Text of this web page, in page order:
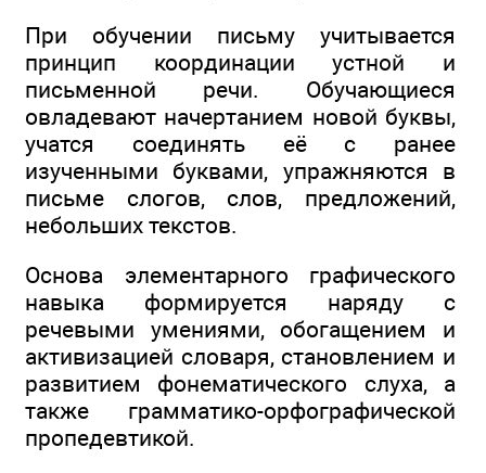
При обучении письму учитывается
принцип координации устной и
письменной речи. Обучающиеся
овладевают начертанием новой буквы,
учатся соединять её с ранее
изученными буквами, упражняются в
письме слогов, слов, предложений,
небольших текстов.
Основа элементарного графического
навыка формируется наряду с
речевыми умениями, обогащением и
активизацией словаря, становлением и
развитием фонематического слуха, а
также грамматико-орфографической
пропедевтикой.